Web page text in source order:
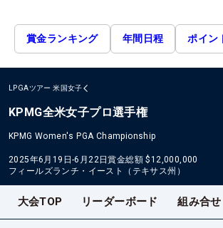
賞金ランキング 年間日程 ポイン
LPGAツアー 米国女子
KPMG全米女子プロ選手権
KPMG Women's PGA Championship
2025年6月19日-6月22日賞金総額 $12,000,000
フィールズランチ・イースト（テキサス州）
大会TOP リーダーボード 組み合せ